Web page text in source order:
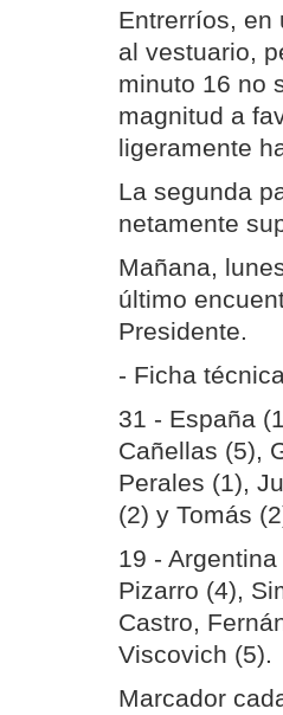
Entrerríos, en
al vestuario,
minuto 16 no
magnitud a
ligeramente
La segunda
netamente
Mañana,
último
Presidente.
- Ficha
31 - España
Cañellas (5),
Perales (1),
(2) y Tomás
19 -
Pizarro (4),
Castro,
Viscovich (5).
Marcador